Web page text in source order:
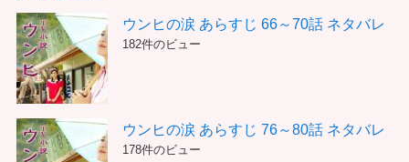
ウンヒの涙 あらすじ 66～70話 ネタバレ
182件のビュー
ウンヒの涙 あらすじ 76～80話 ネタバレ
178件のビュー